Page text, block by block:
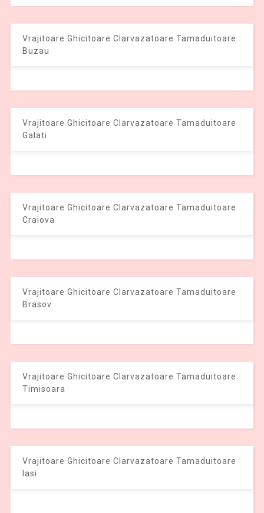
Vrajitoare Ghicitoare Clarvazatoare Tamaduitoare
Buzau
Vrajitoare Ghicitoare Clarvazatoare Tamaduitoare
Galati
Vrajitoare Ghicitoare Clarvazatoare Tamaduitoare
Craiova
Vrajitoare Ghicitoare Clarvazatoare Tamaduitoare
Brasov
Vrajitoare Ghicitoare Clarvazatoare Tamaduitoare
Timisoara
Vrajitoare Ghicitoare Clarvazatoare Tamaduitoare
Iasi